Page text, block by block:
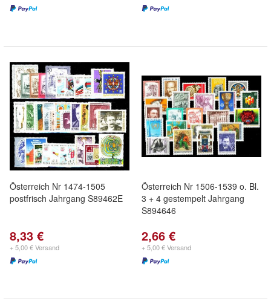
Österreich Nr 1474-1505
postfrisch Jahrgang S89462E
8,33 €
+ 5,00 € Versand
Österreich Nr 1506-1539 o. Bl.
3 + 4 gestempelt Jahrgang
S894646
2,66 €
+ 5,00 € Versand